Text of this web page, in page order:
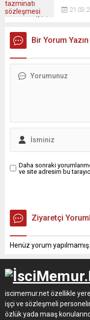
Bir Yorum Yazın
Daha sonraki
ve site adresim bu
Ziyaretçi
Henüz yorum yapılmamış.
iscimemur.net özellikle
işçi ve sözleşmeli
özlük yada maaş